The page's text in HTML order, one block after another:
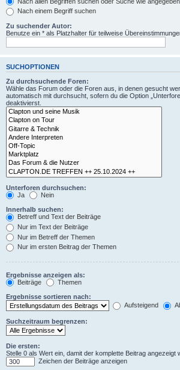
Nach einem Begriff suchen
Zu suchender Autor:
Benutze ein * als Platzhalter für teilweise
SUCHOPTIONEN
Zu durchsuchende Foren:
Wähle das Forum oder die Foren aus, in denen gesucht
automatisch mit durchsucht, sofern du die Option
deaktivierst.
Unterforen durchsuchen:
Ja
Nein
Innerhalb suchen:
Betreff und Text der Beiträge
Nur im Text der Beiträge
Nur im Betreff der Themen
Nur im ersten Beitrag der Themen
Ergebnisse anzeigen als:
Beiträge
Themen
Ergebnisse sortieren nach:
Aufsteigend
Suchzeitraum begrenzen:
Die ersten:
Stelle 0 als Wert ein, damit der komplette Beitrag angezeigt
Zeichen der Beiträge anzeigen